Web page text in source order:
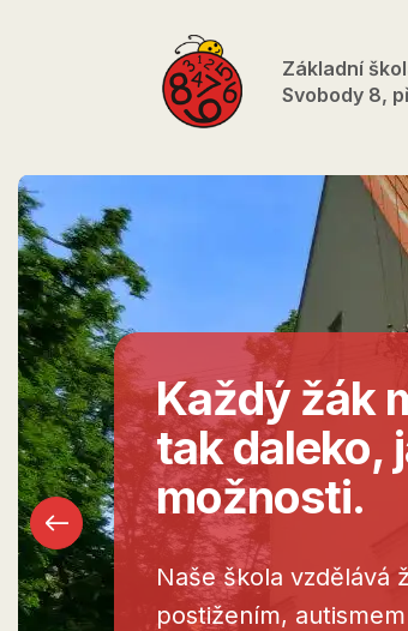
Základní
Svobody 8,
Každý žák
tak daleko,
možnosti.
Naše škola vzdělává
postižením,